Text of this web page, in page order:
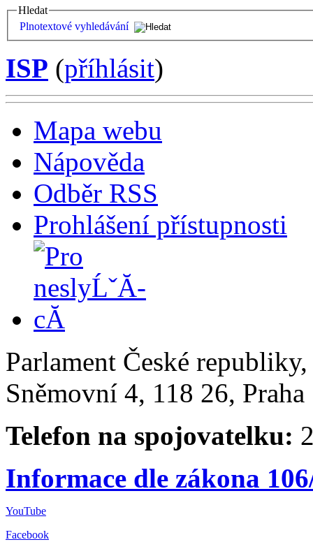
Hledat
Plnotextové vyhledávání
ISP (příhlásit)
Mapa webu
Nápověda
Odběr RSS
Prohlášení přístupnosti
Parlament České
Sněmovní 4, 118 26,
Telefon na spojovatelku:
Informace dle zákona
YouTube
Facebook